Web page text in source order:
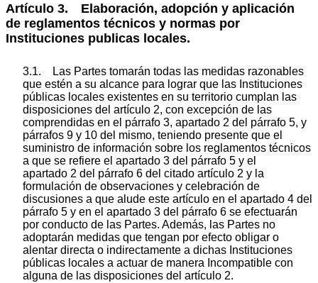
Artículo 3. Elaboración, adopción y aplicación
de reglamentos técnicos y normas por
Instituciones publicas locales.
3.1. Las Partes tomarán todas las medidas razonables
que estén a su alcance para lograr que las Instituciones
públicas locales existentes en su territorio cumplan las
disposiciones del artículo 2, con excepción de las
comprendidas en el párrafo 3, apartado 2 del párrafo 5, y
párrafos 9 y 10 del mismo, teniendo presente que el
suministro de información sobre los reglamentos técnicos
a que se refiere el apartado 3 del párrafo 5 y el
apartado 2 del párrafo 6 del citado artículo 2 y la
formulación de observaciones y celebración de
discusiones a que alude este artículo en el apartado 4 del
párrafo 5 y en el apartado 3 del párrafo 6 se efectuarán
por conducto de las Partes. Además, las Partes no
adoptarán medidas que tengan por efecto obligar o
alentar directa o indirectamente a dichas Instituciones
públicas locales a actuar de manera Incompatible con
alguna de las disposiciones del artículo 2.